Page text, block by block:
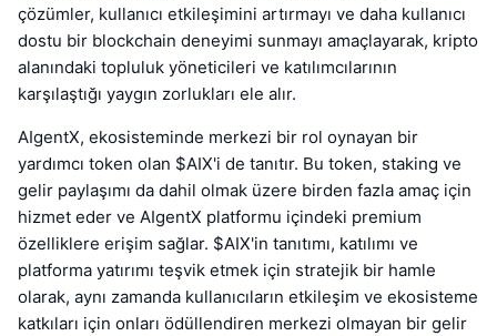
çözümler, kullanıcı etkileşimini artırmayı ve daha kullanıcı
dostu bir blockchain deneyimi sunmayı amaçlayarak, kripto
alanındaki topluluk yöneticileri ve katılımcılarının
karşılaştığı yaygın zorlukları ele alır.
AIgentX, ekosisteminde merkezi bir rol oynayan bir
yardımcı token olan $AIX'i de tanıtır. Bu token, staking ve
gelir paylaşımı da dahil olmak üzere birden fazla amaç için
hizmet eder ve AIgentX platformu içindeki premium
özelliklere erişim sağlar. $AIX'in tanıtımı, katılımı ve
platforma yatırımı teşvik etmek için stratejik bir hamle
olarak, aynı zamanda kullanıcıların etkileşim ve ekosisteme
katkıları için onları ödüllendiren merkezi olmayan bir gelir